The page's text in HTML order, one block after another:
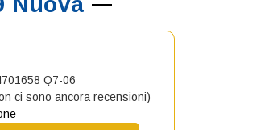
Q7-06
ci sono ancora recensioni)